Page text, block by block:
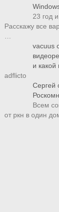
23 год
Расскажу все
vacuus
и какой
adflicto
Сергей
Всем
от ркн в один